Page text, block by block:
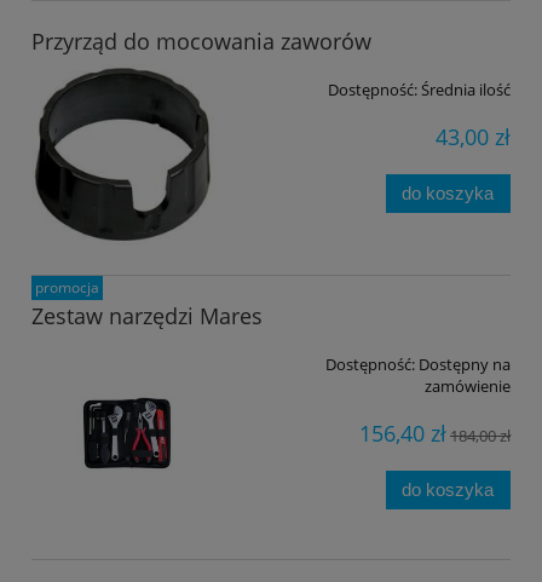
Przyrząd do mocowania zaworów
Dostępność: Średnia ilość
43,00 zł
do koszyka
Zestaw narzędzi Mares
Dostępność: Dostępny na
zamówienie
156,40 zł184,00 zł
do koszyka
promocja